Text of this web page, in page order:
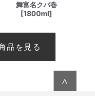
舞富名クバ巻
[1800ml]
品を見る
∧